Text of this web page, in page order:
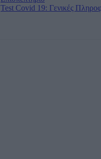
Test Covid 19: Γενικές